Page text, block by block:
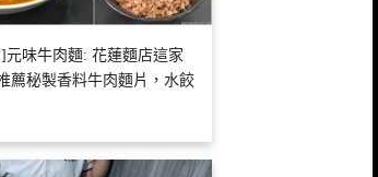
元味牛肉麵: 花蓮麵店這家
薦秘製香料牛肉麵片，水餃